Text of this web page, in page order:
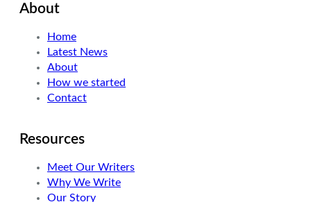
About
Home
Latest News
About
How we started
Contact
Resources
Meet Our Writers
Why We Write
Our Story